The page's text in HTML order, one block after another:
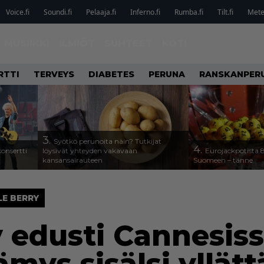
Voice.fi Soundi.fi Pelaaja.fi Inferno.fi Rumba.fi Tilt.fi
TERVEYS DIABETES PERUNA
3. Syötkö perunoita näin? Tutkijat
löysivät yhteyden vakavaan
kansansairauteen
4. Eurojackpotista
Suomeen – tänne
BERRY